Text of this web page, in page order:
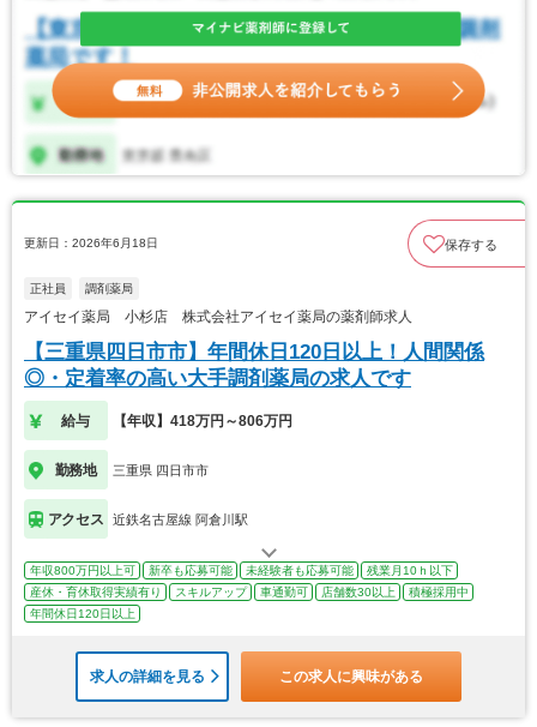
更新日：2026年6月18日 保存する
正社員 調剤薬局
アイセイ薬局 小杉店 株式会社アイセイ薬局の薬剤師求人
【三重県四日市市】年間休日120日以上！人間関係
◎・定着率の高い大手調剤薬局の求人です
給与 【年収】418万円～806万円
勤務地 三重県 四日市市
アクセス 近鉄名古屋線 阿倉川駅
年収800万円以上可 新卒も応募可能 未経験者も応募可能
残業月10ｈ以下
産休・育休取得実績有り
スキルアップ 車通勤可 店舗数30以上
積極採用中
年間休日120日以上
求人の詳細を見る この求人に興味がある